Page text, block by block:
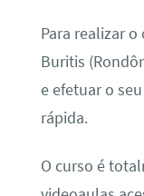
Para realizar
Buritis
e efetuar o
rápida.
O curso é